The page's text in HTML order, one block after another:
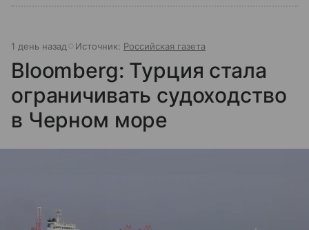
1 день назад Источник: Российская газета
Bloomberg: Турция стала
ограничивать судоходство
в Черном море